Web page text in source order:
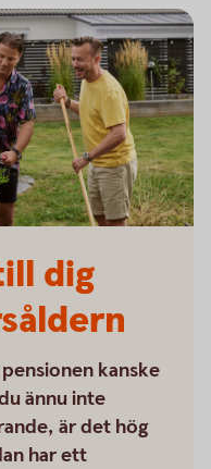
dig
kanske
ännu inte
är det hög
har ett